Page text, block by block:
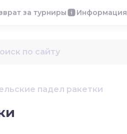
за турниры Информация
падел ракетки